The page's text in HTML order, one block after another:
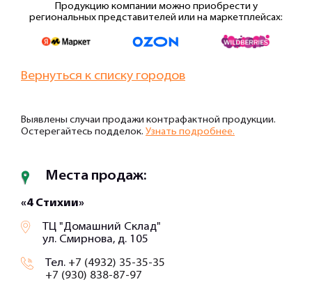
Продукцию компании можно приобрести у
региональных представителей или на маркетплейсах:
Вернуться к списку городов
Выявлены случаи продажи контрафактной продукции.
Остерегайтесь подделок. Узнать подробнее.
Места продаж:
«4 Стихии»
ТЦ "Домашний Склад"
ул. Смирнова, д. 105
Тел. +7 (4932) 35-35-35
+7 (930) 838-87-97